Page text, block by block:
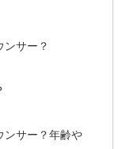
ンサー？
ンサー？年齢や